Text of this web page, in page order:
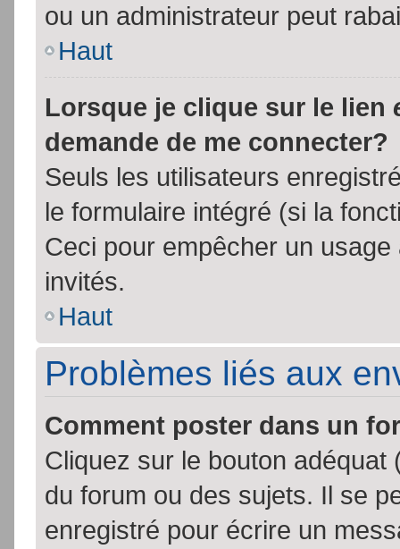
ou un administrateur peut
Haut
Lorsque je clique sur le lien
demande de me connecter?
Seuls les utilisateurs
le formulaire intégré (si la
Ceci pour empêcher un
invités.
Haut
Problèmes liés aux
Comment poster dans un
Cliquez sur le bouton
du forum ou des sujets. Il se
enregistré pour écrire un